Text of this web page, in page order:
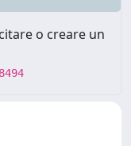
o creare un